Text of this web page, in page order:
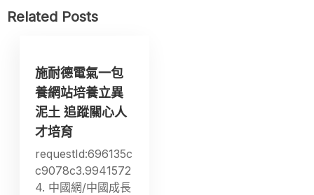
Related Posts
施耐德電氣一包
養網站培養立異
泥土 追蹤關心人
才培育
requestId:696135c
c9078c3.9941572
4. 中國網/中國成長